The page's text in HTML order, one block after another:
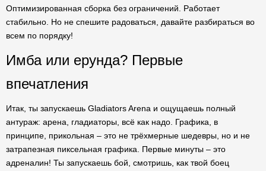
Оптимизированная сборка без ограничений. Работает
стабильно. Но не спешите радоваться, давайте разбираться во
всем по порядку!
Имба или ерунда? Первые
впечатления
Итак, ты запускаешь Gladiators Arena и ощущаешь полный
антураж: арена, гладиаторы, всё как надо. Графика, в
принципе, прикольная – это не трёхмерные шедевры, но и не
затрапезная пиксельная графика. Первые минуты – это
адреналин! Ты запускаешь бой, смотришь, как твой боец